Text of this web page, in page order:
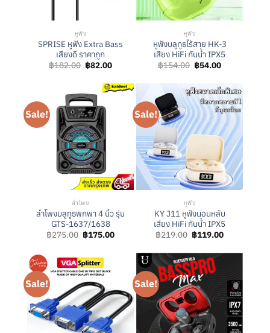
หูฟัง
SPRISE หูฟัง Extra Bass
เสียงดี ราคาถูก
฿182.00 Original
price
฿182.00.
฿82.00Current
฿82.00.
หูฟัง
หูฟังบลูทูธไร้สาย HK-3
เสียง HiFi กันน้ำ IPX5
฿154.00 Original
price
฿154.00.
฿54.00Current
฿54.00.
Sale!
ลำโพง
ลำโพงบลูทูธพกพา 4 นิ้ว รุ่น
GTS-1637/1638
฿275.00 Original
price
฿275.00.
฿175.00Current
฿175.00.
Sale!
หูฟัง
KY J11 หูฟังนอนหลับ
เสียง HiFi กันน้ำ IPX5
฿219.00 Original
price
฿219.00.
฿119.00Current
Sale! Sale!